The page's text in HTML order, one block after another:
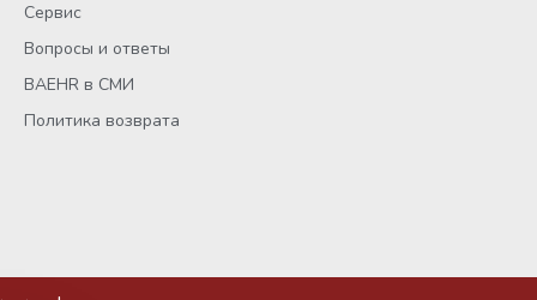
Сервис
Вопросы и ответы
BAEHR в СМИ
Политика возврата